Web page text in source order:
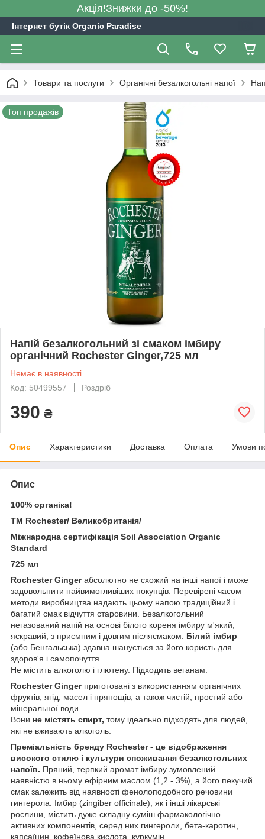
Акція!Знижки до -50%!
Інтернет бутік Organic Paradise
Товари та послуги Органічні безалкогольні напої
Топ продажів
Напій безалкогольний зі смаком імбиру
органічний Rochester Ginger,725 мл
Немає в наявності
Код: 50499557
Роздріб
390 ₴
Опис Характеристики Доставка Оплата Умови
Опис
100% органіка!
ТМ Rochester/ Великобританія/
Міжнародна сертифікація Soil Association Organic
Standard
725 мл
Rochester Gingerабсолютно не схожий на інші напої і може
задовольнити найвимогливіших покупців. Перевірені часом
методи виробництва надають цьому напою традиційний і
багатий смак відчуття старовини. Безалкогольний
негазований напій на основі білого кореня імбиру м'який,
яскравий, з приємним і довгим післясмаком. Білий імбир
(або Бенгальська) здавна шанується за його користь для
здоров'я і самопочуття.
Не містить алкоголю і глютену. Підходить веганам.
Rochester Ginger приготовані з використанням органічних
фруктів, ягід, масел і прянощів, а також чистій, простий або
мінеральної води.
Вони не містять спирт, тому ідеально підходять для людей,
які не вживають алкоголь.
Преміальність бренду Rochester - це відображення
високого стилю і культури споживання безалкогольних
напоїв. Пряний, терпкий аромат імбиру зумовлений
наявністю в ньому ефірним маслом (1,2 - 3%), а його пекучий
смак залежить від наявності фенолоподобного речовини
гингерола. Імбир (zingiber officinale), як і інші лікарські
рослини, містить дуже складну суміш фармакологічно
активних компонентів, серед них гингероли, бета-каротин,
капсаїцин, кофеїнова кислота, куркумін.